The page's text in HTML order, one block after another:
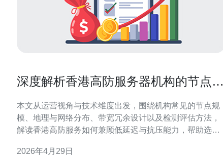
深度解析香港高防服务器机构的节点布
本文从运营视角与技术维度出发，围绕机构常见的节点规
模、地理与网络分布、带宽冗余设计以及检测评估方法，
解读香港高防服务如何兼顾低延迟与抗压能力，帮助选型
点数量差异较大，既有以单点大容量清洗为主的少数集中
2026年4月29日